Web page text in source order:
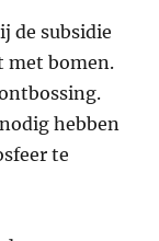
de subsidie
met bomen.
hebben
te